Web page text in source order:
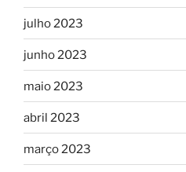
julho 2023
junho 2023
maio 2023
abril 2023
março 2023